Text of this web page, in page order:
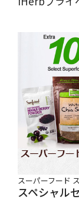
スーパーフード
スペシャル